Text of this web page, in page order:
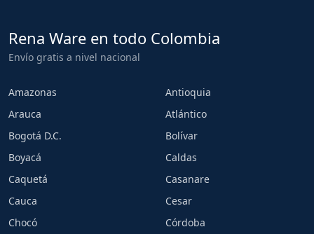
Rena Ware en todo Colombia
Envío gratis a nivel nacional
Amazonas
Antioquia
Arauca
Atlántico
Bogotá D.C.
Bolívar
Boyacá
Caldas
Caquetá
Casanare
Cauca
Cesar
Chocó
Córdoba